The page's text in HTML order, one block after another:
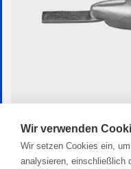
Zink Flachanode
20,90 €
Wir verwenden
Wir setzen Cookies ein,
analysieren, einschließlich